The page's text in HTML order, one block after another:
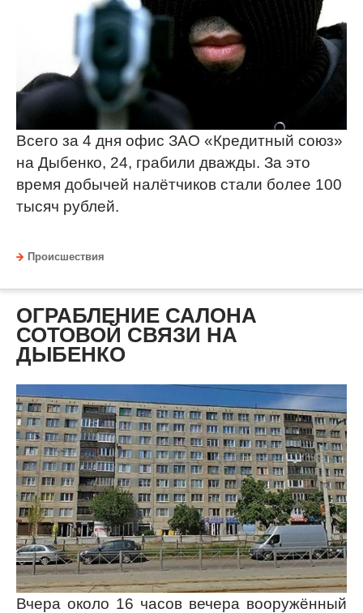
Всего за 4 дня офис ЗАО «Кредитный союз»
на Дыбенко, 24, грабили дважды. За это
время добычей налётчиков стали более 100
тысяч рублей.
Происшествия
ОГРАБЛЕНИЕ САЛОНА
СОТОВОЙ СВЯЗИ НА
ДЫБЕНКО
Вчера около 16 часов вечера вооружённый